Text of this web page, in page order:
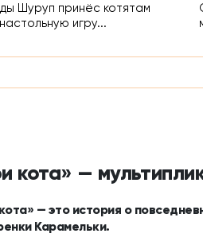
Шуруп принёс котятам
игру...
кота» —
— это история о
Карамельки.